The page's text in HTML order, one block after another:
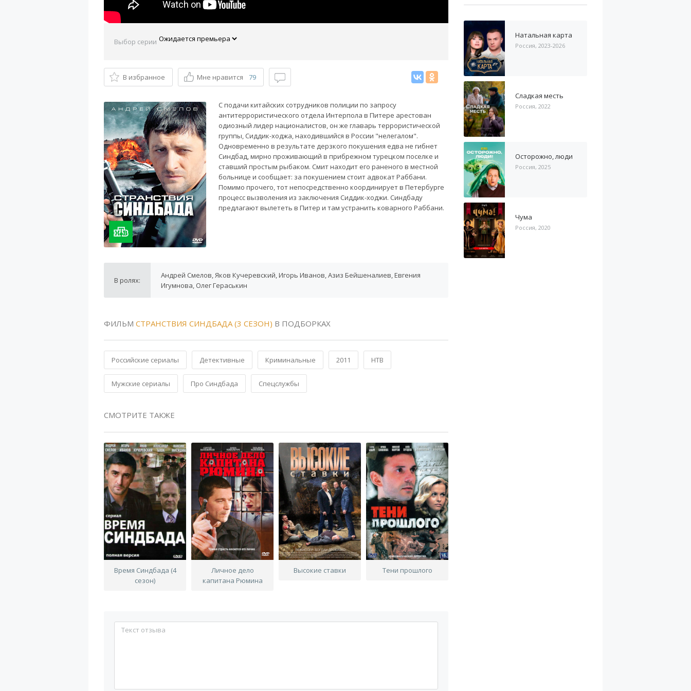
Выбор серии
В избранное Мне нравится 79
С подачи китайских сотрудников полиции по запросу
антитеррористического отдела Интерпола в Питере арестован
одиозный лидер националистов, он же главарь террористической
группы, Сиддик-ходжа, находившийся в России "нелегалом".
Одновременно в результате дерзкого покушения едва не гибнет
Синдбад, мирно проживающий в прибрежном турецком поселке и
ставший простым рыбаком. Смит находит его раненого в местной
больнице и сообщает: за покушением стоит адвокат Раббани.
Помимо прочего, тот непосредственно координирует в Петербурге
процесс вызволения из заключения Сиддик-ходжи. Синдбаду
предлагают вылететь в Питер и там устранить коварного Раббани.
В ролях:
Андрей Смелов, Яков Кучеревский, Игорь Иванов, Азиз Бейшеналиев, Евгения
Игумнова, Олег Гераськин
ФИЛЬМ СТРАНСТВИЯ СИНДБАДА (3 СЕЗОН) В ПОДБОРКАХ
Российские сериалы Детективные Криминальные 2011 НТВ
Мужские сериалы Про Синдбада Спецслужбы
СМОТРИТЕ ТАКЖЕ
Время Синдбада (4
сезон)
Личное дело
капитана Рюмина
Высокие ставки Тени прошлого
Натальная карта
Россия, 2023-2026
Сладкая месть
Россия, 2022
Осторожно, люди
Россия, 2025
Чума
Россия, 2020